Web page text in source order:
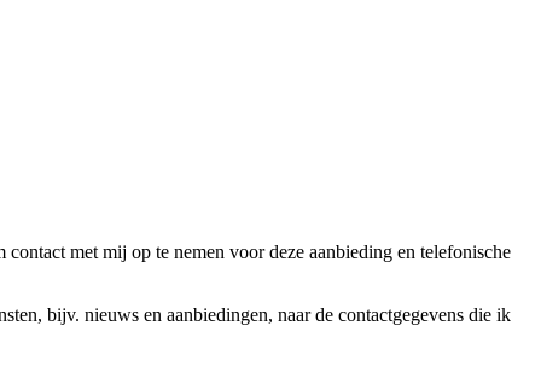
met mij op te nemen voor deze aanbieding en telefonische
bijv. nieuws en aanbiedingen, naar de contactgegevens die ik